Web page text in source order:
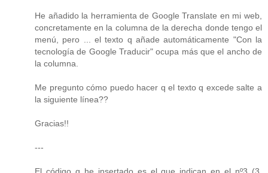
He añadido la herramienta de Google Translate en mi web,
concretamente en la columna de la derecha donde tengo el
menú, pero ... el texto q añade automáticamente "Con la
tecnología de Google Traducir" ocupa más que el ancho de
la columna.
Me pregunto cómo puedo hacer q el texto q excede salte a
la siguiente línea??
Gracias!!
---
El código q he insertado es el que indican en el nº3 (3.